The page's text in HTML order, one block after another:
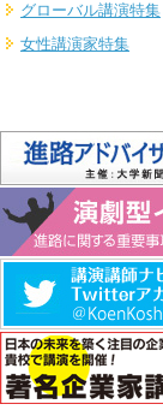
グローバル講演特集
女性講演家特集